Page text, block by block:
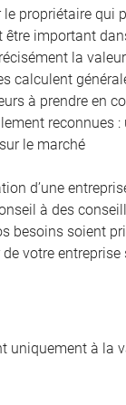
propriétaire qui
important
la
calculent
à prendre en
reconnues
le marché
d’une
à des
besoins soient
votre
uniquement à la